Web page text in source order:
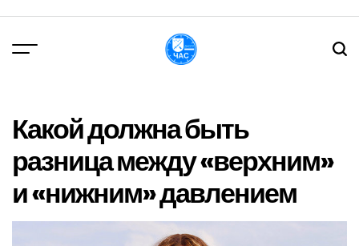
вмісту
Какой должна быть
разница между «верхним»
и «нижним» давлением